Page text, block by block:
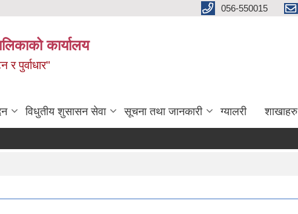
056-550015
कार्यालय
र पुर्वाधार"
विधुतीय शुसासन सेवा सूचना तथा जानकारी ग्यालरी शाखाहरु